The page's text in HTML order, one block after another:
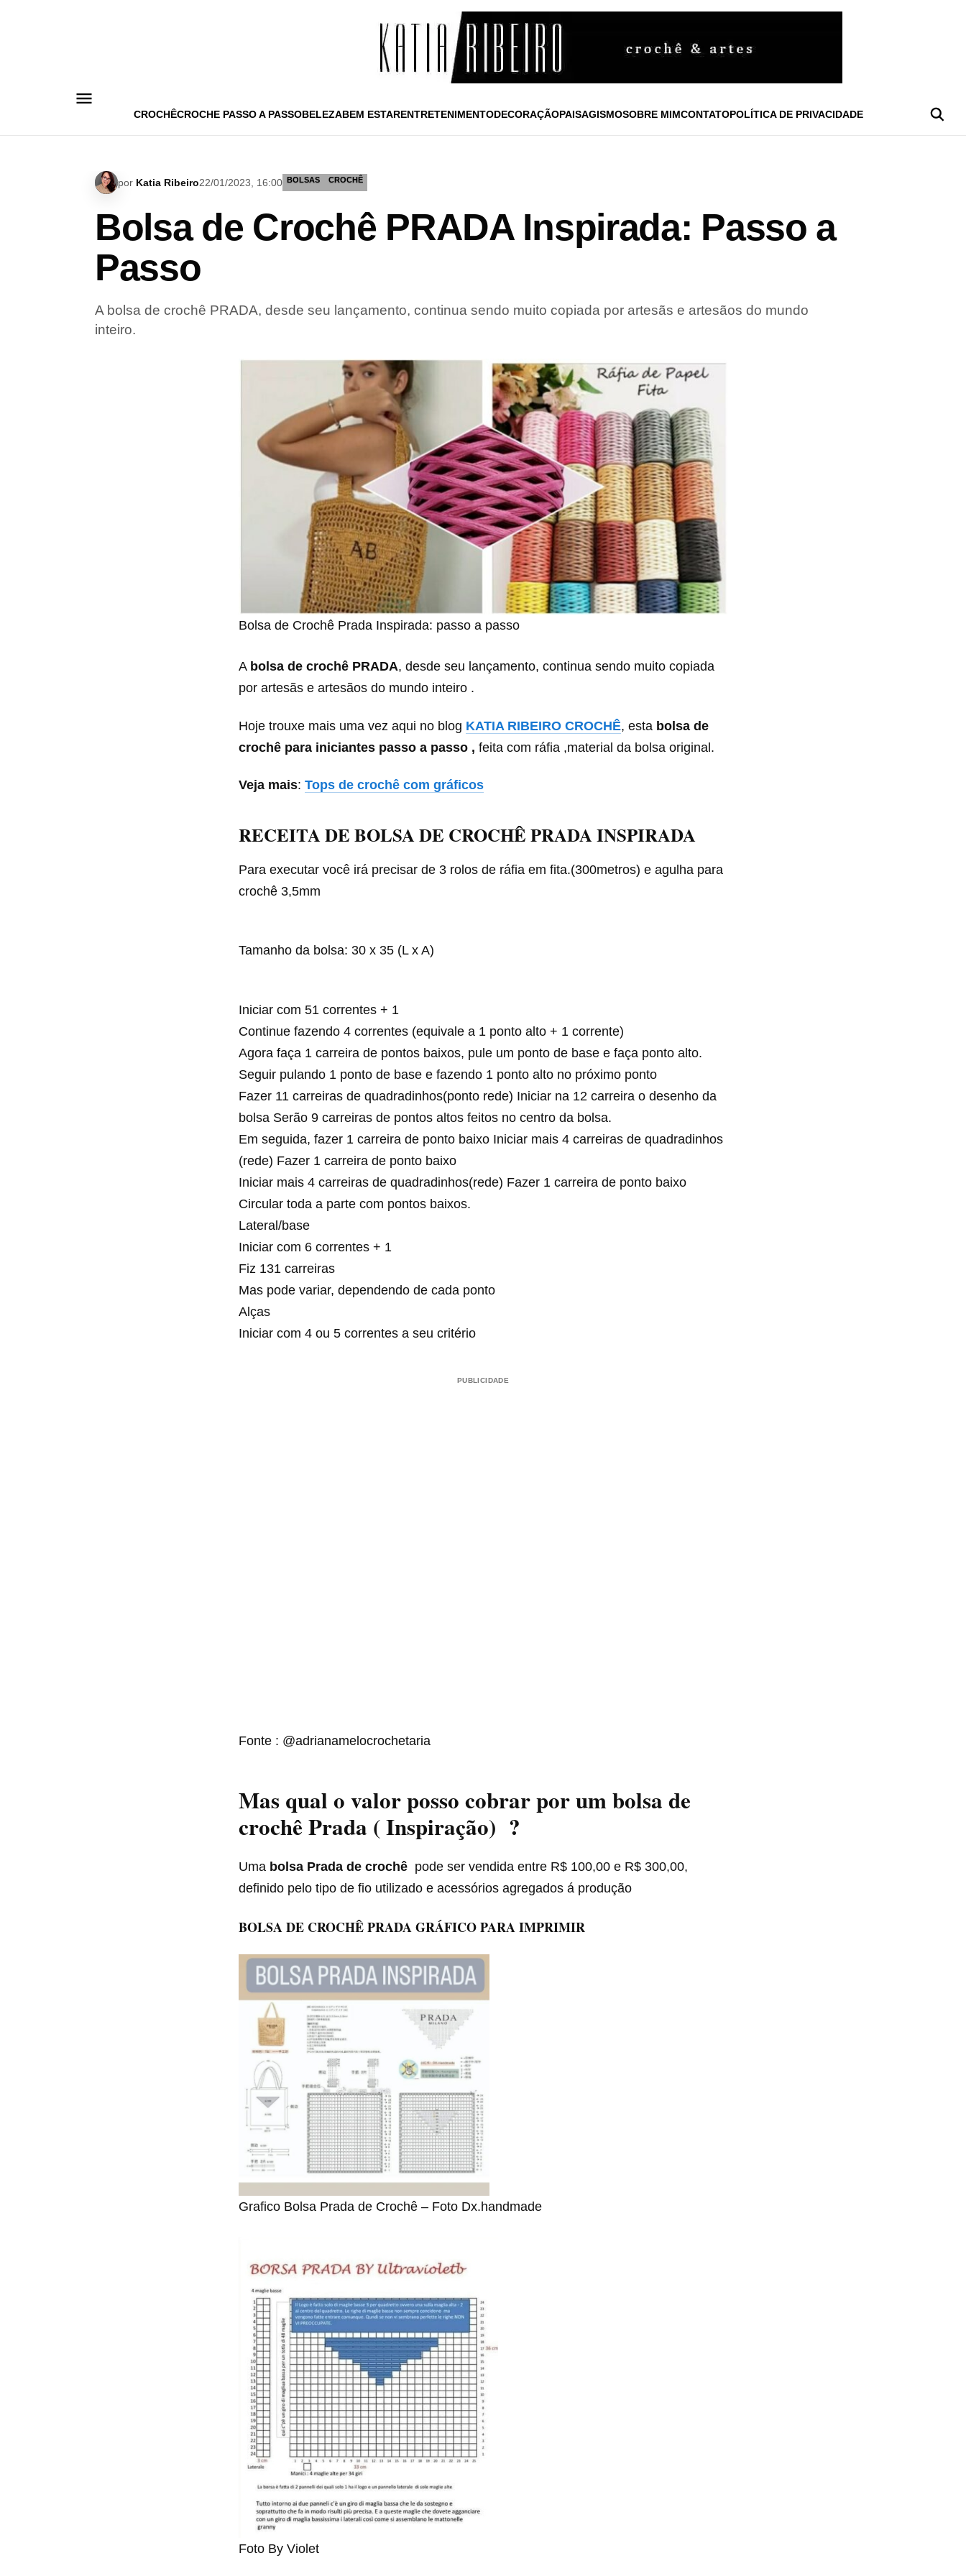
CROCHÊCROCHE PASSO A PASSOBELEZABEM ESTARENTRETENIMENTODECORAÇÃOPAISAGISMOSOBRE MIMCONTATOPOLÍTICA DE PRIVACIDADE
por Katia Ribeiro22/01/2023, 16:00 BOLSAS CROCHÊ
Bolsa de Crochê PRADA Inspirada: Passo a
Passo
A bolsa de crochê PRADA, desde seu lançamento, continua sendo muito copiada por artesãs e artesãos do mundo
inteiro.
Bolsa de Crochê Prada Inspirada: passo a passo
A bolsa de crochê PRADA, desde seu lançamento, continua sendo muito copiada
por artesãs e artesãos do mundo inteiro .
Hoje trouxe mais uma vez aqui no blog KATIA RIBEIRO CROCHÊ, esta bolsa de
crochê para iniciantes passo a passo , feita com ráfia ,material da bolsa original.
Veja mais: Tops de crochê com gráficos
RECEITA DE BOLSA DE CROCHÊ PRADA INSPIRADA
Para executar você irá precisar de 3 rolos de ráfia em fita.(300metros) e agulha para
crochê 3,5mm
Tamanho da bolsa: 30 x 35 (L x A)
Iniciar com 51 correntes + 1
Continue fazendo 4 correntes (equivale a 1 ponto alto + 1 corrente)
Agora faça 1 carreira de pontos baixos, pule um ponto de base e faça ponto alto.
Seguir pulando 1 ponto de base e fazendo 1 ponto alto no próximo ponto
Fazer 11 carreiras de quadradinhos(ponto rede) Iniciar na 12 carreira o desenho da
bolsa Serão 9 carreiras de pontos altos feitos no centro da bolsa.
Em seguida, fazer 1 carreira de ponto baixo Iniciar mais 4 carreiras de quadradinhos
(rede) Fazer 1 carreira de ponto baixo
Iniciar mais 4 carreiras de quadradinhos(rede) Fazer 1 carreira de ponto baixo
Circular toda a parte com pontos baixos.
Lateral/base
Iniciar com 6 correntes + 1
Fiz 131 carreiras
Mas pode variar, dependendo de cada ponto
Alças
Iniciar com 4 ou 5 correntes a seu critério
PUBLICIDADE
Fonte : @adrianamelocrochetaria
Mas qual o valor posso cobrar por um bolsa de
crochê Prada ( Inspiração) ?
Uma bolsa Prada de crochê pode ser vendida entre R$ 100,00 e R$ 300,00,
definido pelo tipo de fio utilizado e acessórios agregados á produção
BOLSA DE CROCHÊ PRADA GRÁFICO PARA IMPRIMIR
Grafico Bolsa Prada de Crochê – Foto Dx.handmade
Foto By Violet